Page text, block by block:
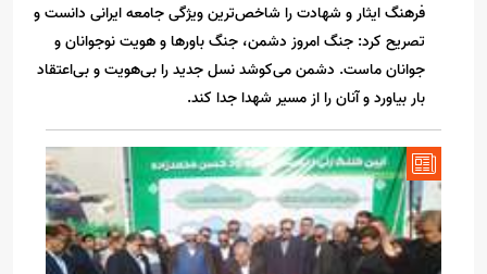
فرهنگ ایثار و شهادت را شاخص‌ترین ویژگی جامعه ایرانی دانست و
تصریح کرد: جنگ امروز دشمن، جنگ باورها و هویت نوجوانان و
جوانان ماست. دشمن می‌کوشد نسل جدید را بی‌هویت و بی‌اعتقاد
بار بیاورد و آنان را از مسیر شهدا جدا کند.